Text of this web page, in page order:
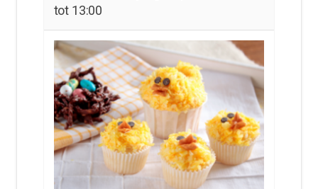
tot 13:00